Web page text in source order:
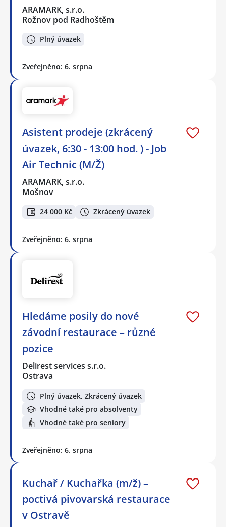
ARAMARK, s.r.o.
Rožnov pod Radhoštěm
Plný úvazek
Zveřejněno: 6. srpna
Asistent prodeje (zkrácený
úvazek, 6:30 - 13:00 hod. ) - Job
Air Technic (M/Ž)
ARAMARK, s.r.o.
Mošnov
24 000 Kč Zkrácený úvazek
Zveřejněno: 6. srpna
Hledáme posily do nové
závodní restaurace – různé
pozice
Delirest services s.r.o.
Ostrava
Plný úvazek, Zkrácený úvazek
Vhodné také pro absolventy
Vhodné také pro seniory
Zveřejněno: 6. srpna
Kuchař / Kuchařka (m/ž) –
poctivá pivovarská restaurace
v Ostravě